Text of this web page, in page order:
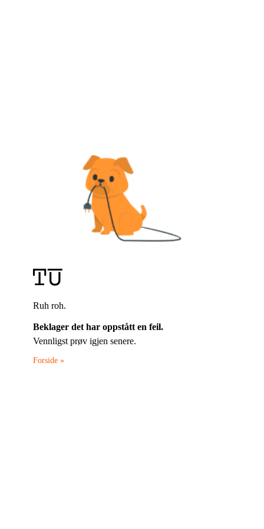
Ruh roh.
Beklager det har oppstått en feil.
Vennligst prøv igjen senere.
Forside »